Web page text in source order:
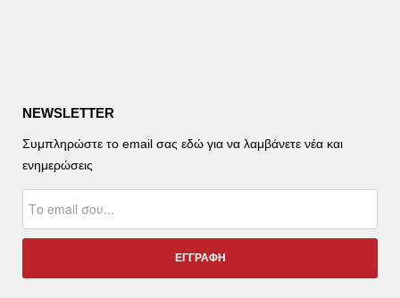
NEWSLETTER
Συμπληρώστε το email σας εδώ για να λαμβάνετε νέα και
ενημερώσεις